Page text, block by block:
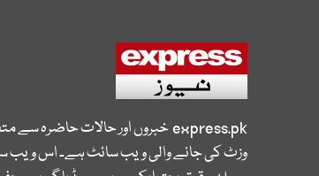
express.pkخبروں اور حالات حاضرہ سے
وزٹ کی جانے والی ویب سائٹ ہے۔ اس ویب